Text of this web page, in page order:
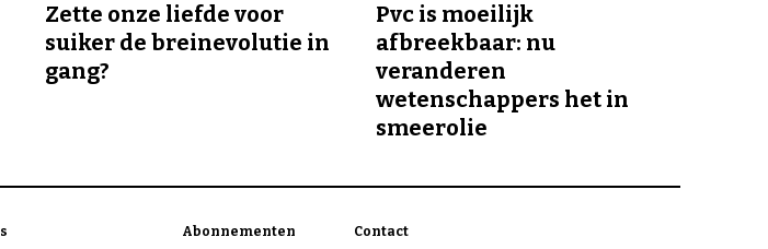
Zette onze liefde voor
suiker de breinevolutie in
gang?
Pvc is moeilijk
afbreekbaar: nu
veranderen
wetenschappers het in
smeerolie
Abonnementen Contact